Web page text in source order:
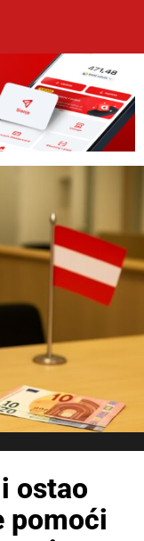
ostao
pomoći